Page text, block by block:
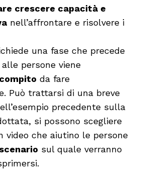
crescere capacità e
nell’affrontare e risolvere i
una fase che precede
persone viene
da fare
Può trattarsi di una breve
precedente sulla
si possono scegliere
video che aiutino le persone
sul quale verranno